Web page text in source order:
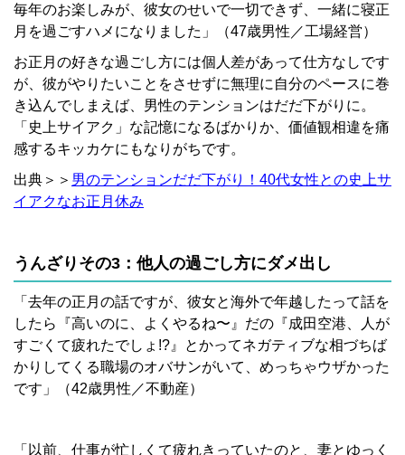
毎年のお楽しみが、彼女のせいで一切できず、一緒に寝正
月を過ごすハメになりました」（47歳男性／工場経営）
お正月の好きな過ごし方には個人差があって仕方なしです
が、彼がやりたいことをさせずに無理に自分のペースに巻
き込んでしまえば、男性のテンションはだだ下がりに。
「史上サイアク」な記憶になるばかりか、価値観相違を痛
感するキッカケにもなりがちです。
出典＞＞ 男のテンションだだ下がり！40代女性との史上サ
イアクなお正月休み
うんざりその3：他人の過ごし方にダメ出し
「去年の正月の話ですが、彼女と海外で年越したって話を
したら『高いのに、よくやるね〜』だの『成田空港、人が
すごくて疲れたでしょ!?』とかってネガティブな相づちば
かりしてくる職場のオバサンがいて、めっちゃウザかった
です」（42歳男性／不動産）
「以前、仕事が忙しくて疲れきっていたのと、妻とゆっく